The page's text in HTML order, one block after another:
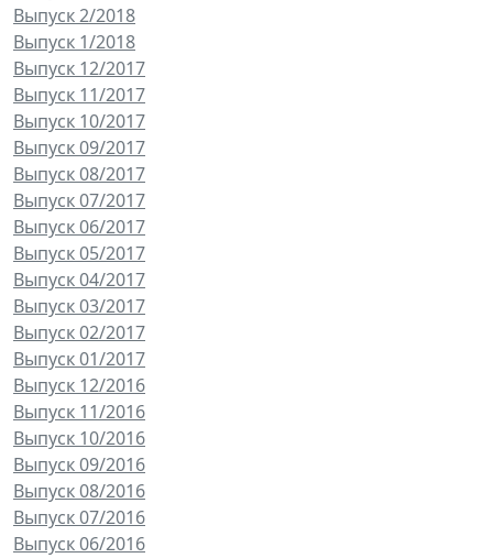
Выпуск 2/2018
Выпуск 1/2018
Выпуск 12/2017
Выпуск 11/2017
Выпуск 10/2017
Выпуск 09/2017
Выпуск 08/2017
Выпуск 07/2017
Выпуск 06/2017
Выпуск 05/2017
Выпуск 04/2017
Выпуск 03/2017
Выпуск 02/2017
Выпуск 01/2017
Выпуск 12/2016
Выпуск 11/2016
Выпуск 10/2016
Выпуск 09/2016
Выпуск 08/2016
Выпуск 07/2016
Выпуск 06/2016